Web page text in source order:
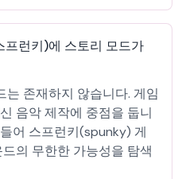
런키)에 스토리 모드가
는 존재하지 않습니다. 게임
음악 제작에 중점을 둡니
어 스프런키(spunky) 게
의 무한한 가능성을 탐색